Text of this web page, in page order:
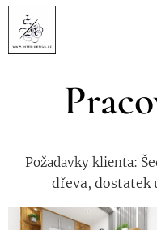
Požadavky klienta:
dřeva, dostatek